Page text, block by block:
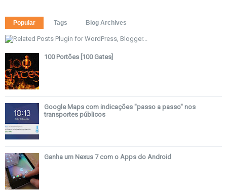
Popular Tags Blog Archives
100 Portões [100 Gates]
Google Maps com indicações "passo a passo" nos
transportes públicos
Ganha um Nexus 7 com o Apps do Android